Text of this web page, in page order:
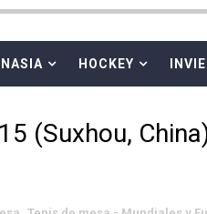
ponen fin al reinado
Bretaña
HOCKEY
(Suxhou,